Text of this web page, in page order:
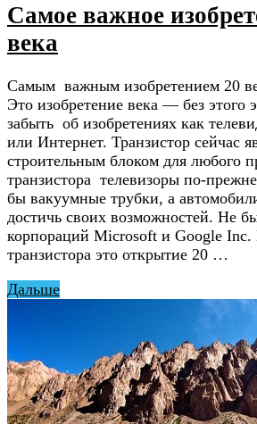
Самое важное
века
Самым важным изобретением 20
Это изобретение века — без этого
забыть об изобретениях как
или Интернет. Транзистор сейчас
строительным блоком для любого
транзистора телевизоры по-
бы вакуумные трубки, а
достичь своих возможностей. Не
корпораций Microsoft и Google Inc.
транзистора это открытие 20 …
Дальше